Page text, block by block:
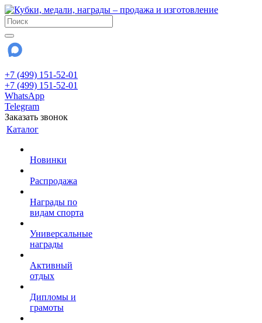
+7 (499) 151-52-01
+7 (499) 151-52-01
WhatsApp
Telegram
Заказать звонок
Каталог
Новинки
Распродажа
Награды по
видам спорта
Универсальные
награды
Активный
отдых
Дипломы и
грамоты